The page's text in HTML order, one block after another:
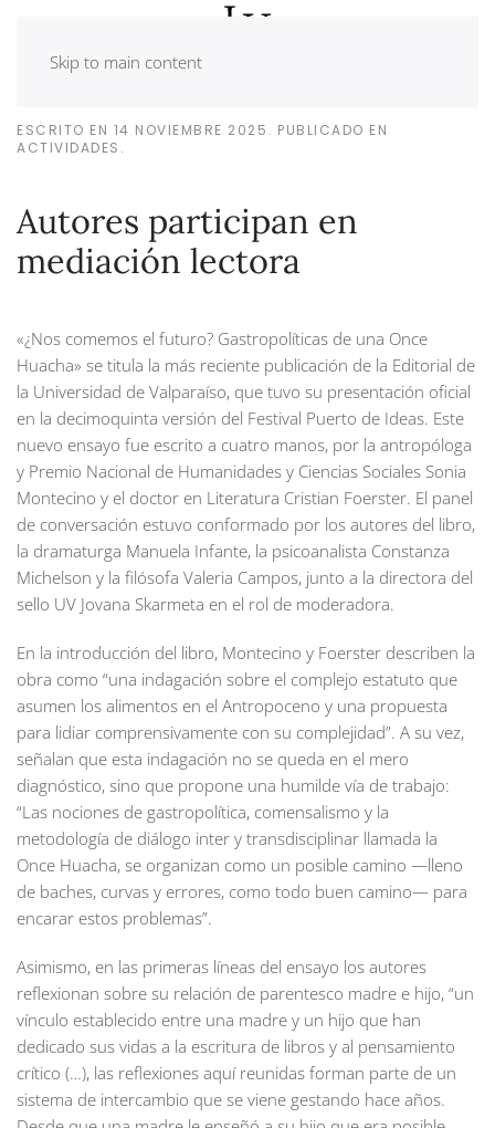
Skip to main content
ESCRITO EN 14 NOVIEMBRE 2025. PUBLICADO EN
ACTIVIDADES .
Autores participan en
mediación lectora
«¿Nos comemos el futuro? Gastropolíticas de una Once
Huacha» se titula la más reciente publicación de la Editorial de
la Universidad de Valparaíso, que tuvo su presentación oficial
en la decimoquinta versión del Festival Puerto de Ideas. Este
nuevo ensayo fue escrito a cuatro manos, por la antropóloga
y Premio Nacional de Humanidades y Ciencias Sociales Sonia
Montecino y el doctor en Literatura Cristian Foerster. El panel
de conversación estuvo conformado por los autores del libro,
la dramaturga Manuela Infante, la psicoanalista Constanza
Michelson y la filósofa Valeria Campos, junto a la directora del
sello UV Jovana Skarmeta en el rol de moderadora.
En la introducción del libro, Montecino y Foerster describen la
obra como “una indagación sobre el complejo estatuto que
asumen los alimentos en el Antropoceno y una propuesta
para lidiar comprensivamente con su complejidad”. A su vez,
señalan que esta indagación no se queda en el mero
diagnóstico, sino que propone una humilde vía de trabajo:
“Las nociones de gastropolítica, comensalismo y la
metodología de diálogo inter y transdisciplinar llamada la
Once Huacha, se organizan como un posible camino —lleno
de baches, curvas y errores, como todo buen camino— para
encarar estos problemas”.
Asimismo, en las primeras líneas del ensayo los autores
reflexionan sobre su relación de parentesco madre e hijo, “un
vínculo establecido entre una madre y un hijo que han
dedicado sus vidas a la escritura de libros y al pensamiento
crítico (…), las reflexiones aquí reunidas forman parte de un
sistema de intercambio que se viene gestando hace años.